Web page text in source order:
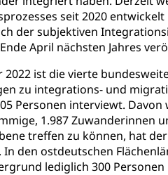
seit 2020
der subjektiven
April nächsten Jahres
2022 ist die vierte
zu integrations- und
Personen interviewt.
1.987
treffen zu können, hat
den ostdeutschen
lediglich 300